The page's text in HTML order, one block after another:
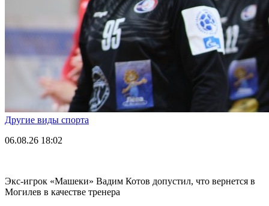
Другие виды спорта
06.08.26 18:02
Экс-игрок «Машеки» Вадим Котов допустил, что вернется в
Могилев в качестве тренера